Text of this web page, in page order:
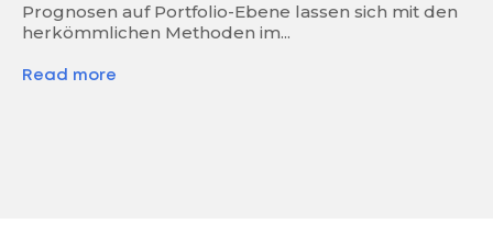
Prognosen auf Portfolio-Ebene lassen sich mit den
herkömmlichen Methoden im...
Read more